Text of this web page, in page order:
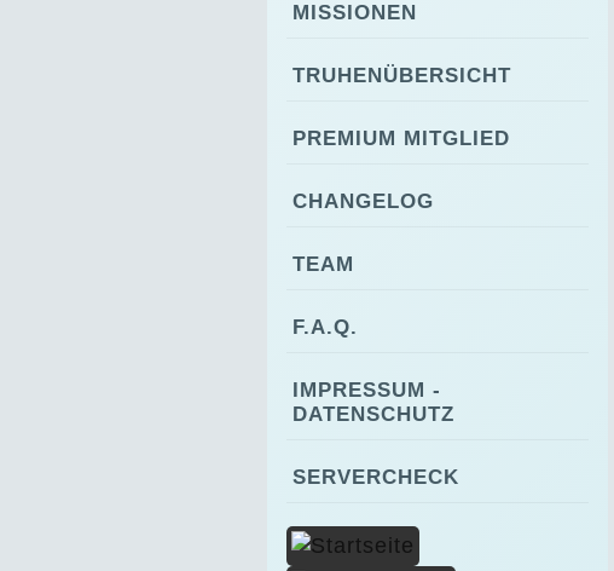
MISSIONEN
TRUHENÜBERSICHT
PREMIUM MITGLIED
CHANGELOG
TEAM
F.A.Q.
IMPRESSUM -
DATENSCHUTZ
SERVERCHECK